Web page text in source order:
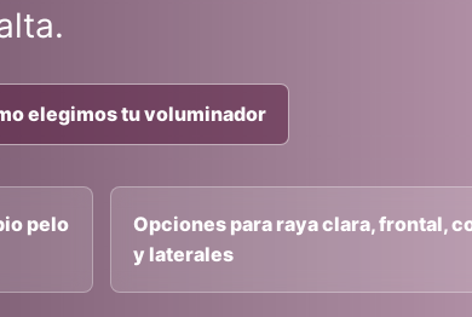
elegimos tu voluminador
pelo
Opciones para raya clara, frontal,
y laterales